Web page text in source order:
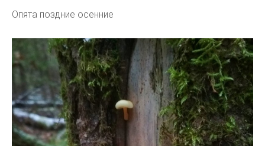
Опята поздние осенние